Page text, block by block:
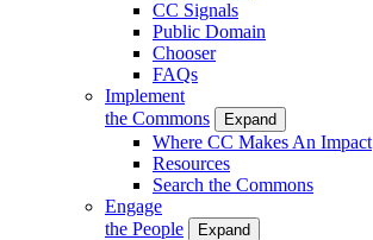
CC Signals
Public Domain
Chooser
FAQs
Implement
the Commons
Expand
Where CC Makes An Impact
Resources
Search the Commons
Engage
the People
Expand